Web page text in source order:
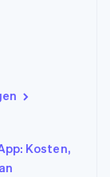
Kosten,